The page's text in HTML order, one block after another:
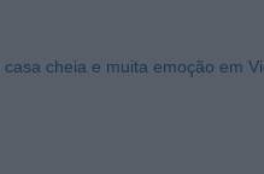
cheia e muita emoção em